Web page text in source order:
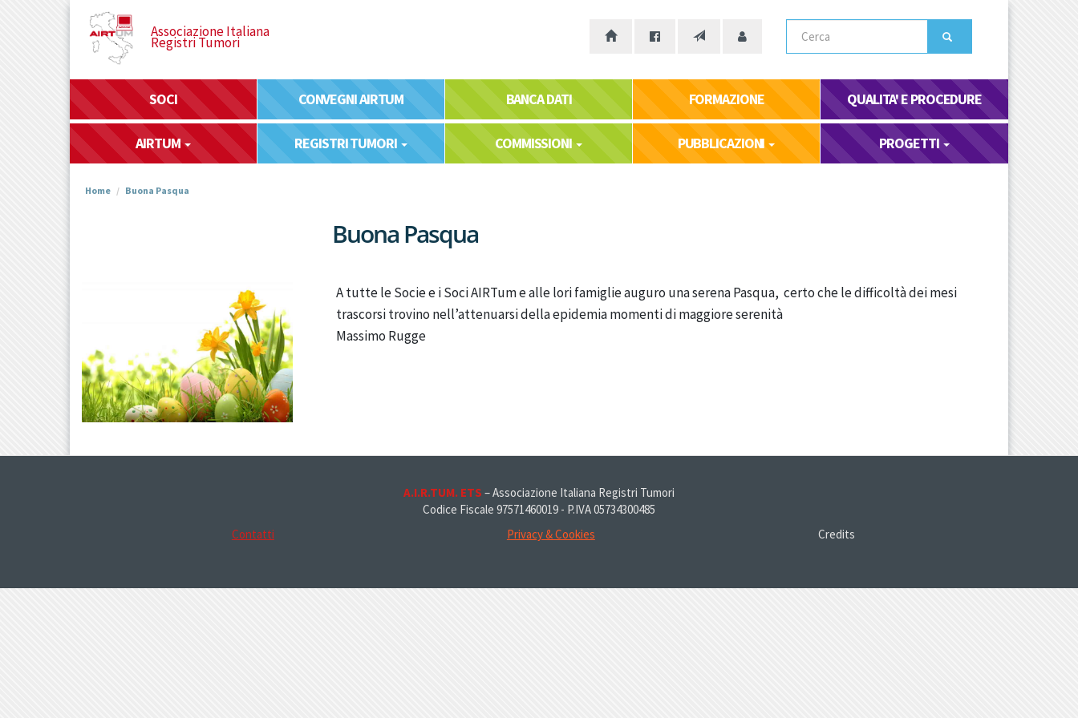
Associazione Italiana
Registri Tumori
SOCI CONVEGNI AIRTUM BANCA DATI FORMAZIONE QUALITA' E PROCEDURE
AIRTUM REGISTRI TUMORI COMMISSIONI PUBBLICAZIONI PROGETTI
Home Buona Pasqua
Buona Pasqua
A tutte le Socie e i Soci AIRTum e alle lori famiglie auguro una serena Pasqua, certo che le difficoltà dei mesi
trascorsi trovino nell’attenuarsi della epidemia momenti di maggiore serenità
Massimo Rugge
A.I.R.TUM. ETS – Associazione Italiana Registri Tumori
Codice Fiscale 97571460019 - P.IVA 05734300485
Contatti
Privacy & Cookies Credits